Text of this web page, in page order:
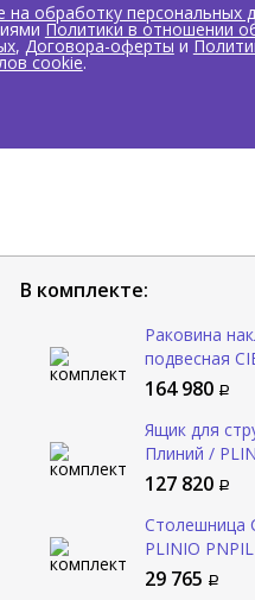
на обработку персональных
Политики в отношении
, Договора-оферты и
cookie.
В комплекте:
Раковина
подвесная
PLINIO
164 980
Ящик для
Плиний /
127 820
Столешница
PLINIO
29 765